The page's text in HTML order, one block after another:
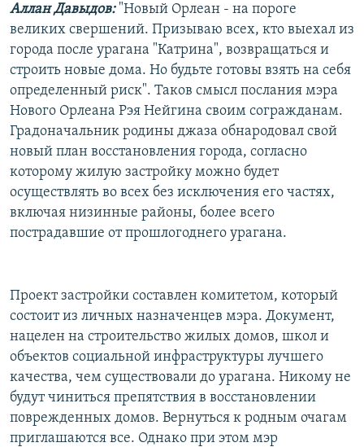
Аллан Давыдов: "Новый Орлеан - на пороге
великих свершений. Призываю всех, кто выехал из
города после урагана "Катрина", возвращаться и
строить новые дома. Но будьте готовы взять на себя
определенный риск". Таков смысл послания мэра
Нового Орлеана Рэя Нейгина своим согражданам.
Градоначальник родины джаза обнародовал свой
новый план восстановления города, согласно
которому жилую застройку можно будет
осуществлять во всех без исключения его частях,
включая низинные районы, более всего
пострадавшие от прошлогоднего урагана.
Проект застройки составлен комитетом, который
состоит из личных назначенцев мэра. Документ,
нацелен на строительство жилых домов, школ и
объектов социальной инфраструктуры лучшего
качества, чем существовали до урагана. Никому не
будут чиниться препятствия в восстановлении
поврежденных домов. Вернуться к родным очагам
приглашаются все. Однако при этом мэр